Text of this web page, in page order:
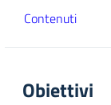
Contenuti
Obiettivi